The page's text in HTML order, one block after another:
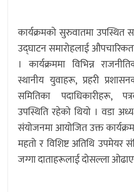
कार्यक्रमको सुरुवातमा उपस्थित
उद्घाटन समारोहलाई
। कार्यक्रममा विभिन्न
स्थानीय युवाहरू, प्रहरी
समितिका पदाधिकारीहरू,
उपस्थिति रहेको थियो । वडा
संयोजनमा आयोजित उक्त
महतो र विशिष्ट अतिथि उपमेयर
जग्गा दाताहरूलाई दोसल्ला